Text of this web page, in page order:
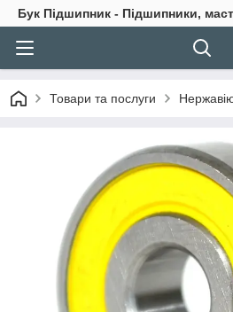
Бук Підшипник - Підшипники,
Товари та послуги